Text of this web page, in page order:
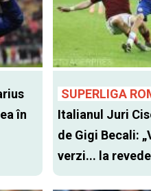
în
SUPERLIGA
Italianul Juri
de Gigi Becali:
verzi... la